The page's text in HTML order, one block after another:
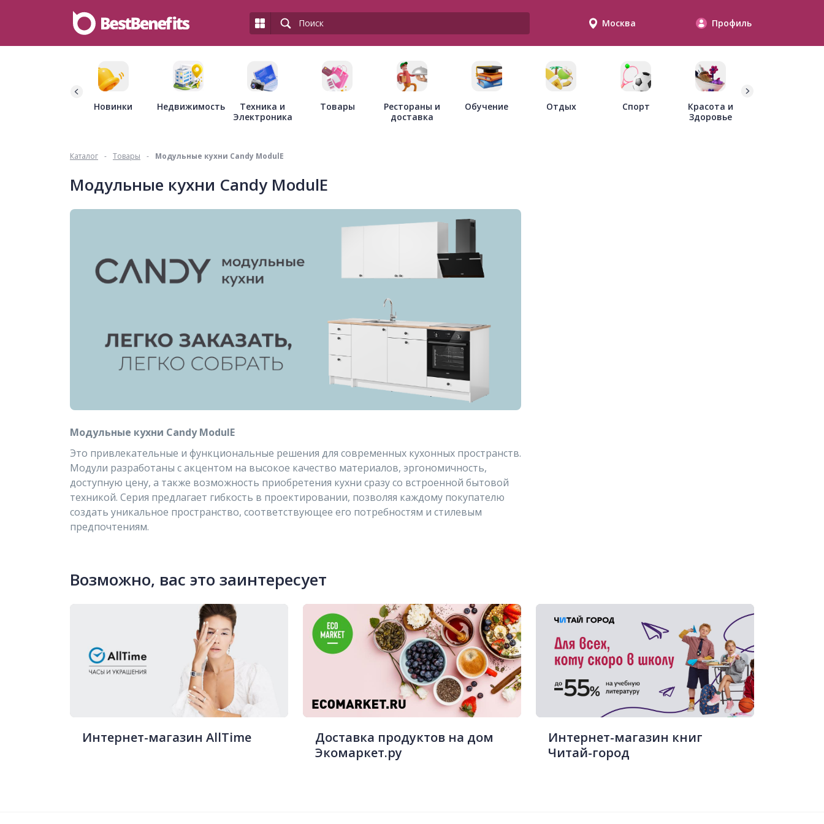
Москва Профиль
Новинки Недвижимость
Техника и
Электроника
Товары
Рестораны и
доставка
Обучение Отдых Спорт
Красота и
Здоровье
Каталог - Товары - Модульные кухни Candy ModulE
Модульные кухни Candy ModulE
Модульные кухни Candy ModulE
Это привлекательные и функциональные решения для современных кухонных пространств.
Модули разработаны с акцентом на высокое качество материалов, эргономичность,
доступную цену, а также возможность приобретения кухни сразу со встроенной бытовой
техникой. Серия предлагает гибкость в проектировании, позволяя каждому покупателю
создать уникальное пространство, соответствующее его потребностям и стилевым
предпочтениям.
Возможно, вас это заинтересует
Интернет-магазин AllTime
Доставка продуктов на дом
Экомаркет.ру
Интернет-магазин книг
Читай-город